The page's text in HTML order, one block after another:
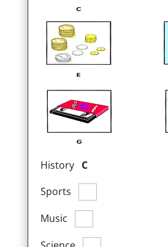
History C
Sports
Music